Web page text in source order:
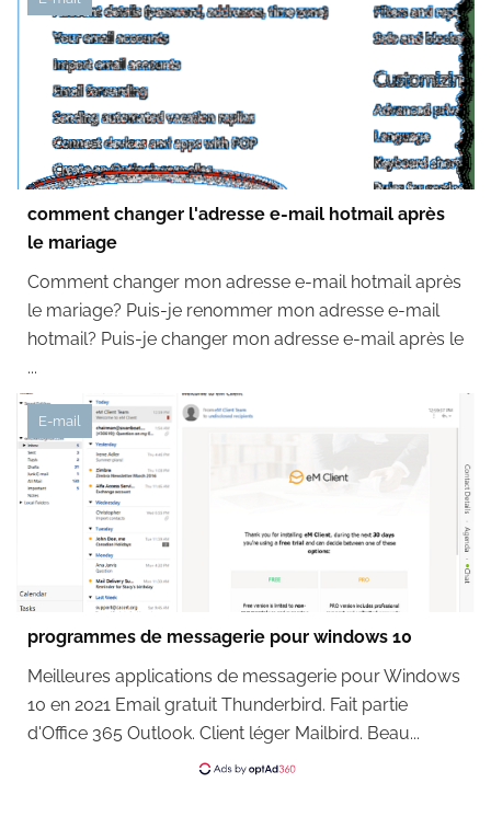
comment changer l'adresse e-mail hotmail après
le mariage
Comment changer mon adresse e-mail hotmail après
le mariage? Puis-je renommer mon adresse e-mail
hotmail? Puis-je changer mon adresse e-mail après le
...
E-mail
programmes de messagerie pour windows 10
Meilleures applications de messagerie pour Windows
10 en 2021 Email gratuit Thunderbird. Fait partie
d'Office 365 Outlook. Client léger Mailbird. Beau...